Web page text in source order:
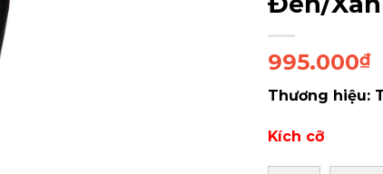
995.000₫
Thương hiệu:
Kích cỡ